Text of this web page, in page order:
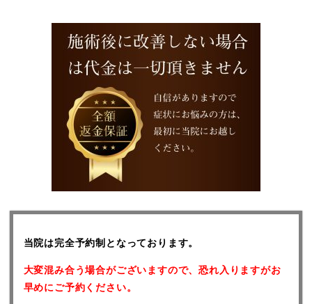
当院は完全予約制となっております。
大変混み合う場合がございますので、恐れ入りますがお
早めにご予約ください。